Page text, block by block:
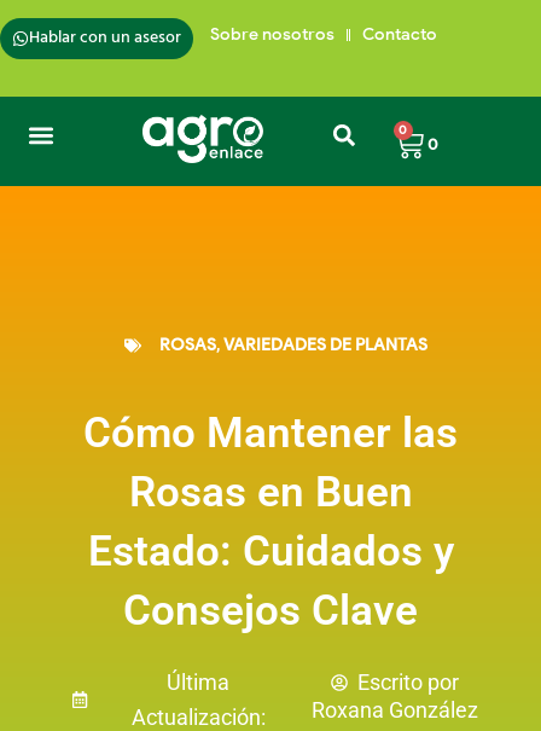
al
contenido
Hablar con un asesor Sobre nosotros Contacto
0
0
Carrito
ROSAS,VARIEDADES DE PLANTAS
Cómo Mantener las
Rosas en Buen
Estado: Cuidados y
Consejos Clave
Última
Actualización:
Escrito por
Roxana González